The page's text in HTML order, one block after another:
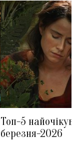
Топ-5
березня-2026